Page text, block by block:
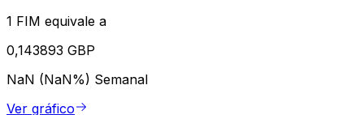
1 FIM equivale a
0,143893 GBP
NaN (NaN%) Semanal
Ver gráfico